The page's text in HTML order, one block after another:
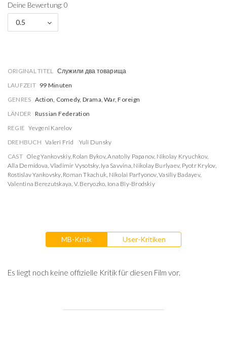
Deine Bewertung: 0
0.5
ORIGINAL TITEL Служили два товарища
LAUFZEIT 99 Minuten
GENRES Action, Comedy, Drama, War, Foreign
LÄNDER Russian Federation
REGIE Yevgeni Karelov
DREHBUCH Valeri Frid
Yuli Dunsky
CAST Oleg Yankovskiy, Rolan Bykov,Anatoliy Papanov, Nikolay Kryuchkov,
Alla Demidova, Vladimir Vysotsky, Iya Savvina, Nikolay Burlyaev, Pyotr Krylov,
Rostislav Yankovsky, Roman Tkachuk, Nikolai Parfyonov,Vasiliy Badayev,
Valentina Berezutskaya, V. Beryozko, Iona Biy-Brodskiy
MB-Kritik User-Kritiken
Es liegt noch keine offizielle Kritik für diesen Film vor.